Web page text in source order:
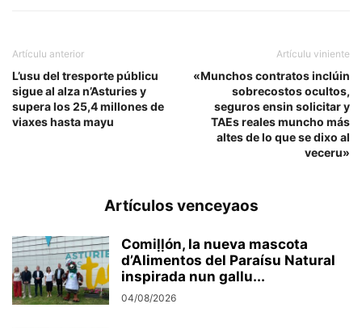
Artículu anterior
L’usu del tresporte públicu
sigue al alza n’Asturies y
supera los 25,4 millones de
viaxes hasta mayu
Artículu viniente
«Munchos contratos inclúin
sobrecostos ocultos,
seguros ensin solicitar y
TAEs reales muncho más
altes de lo que se dixo al
veceru»
Artículos venceyaos
Comiḷḷón, la nueva mascota
d’Alimentos del Paraísu Natural
inspirada nun gallu...
04/08/2026